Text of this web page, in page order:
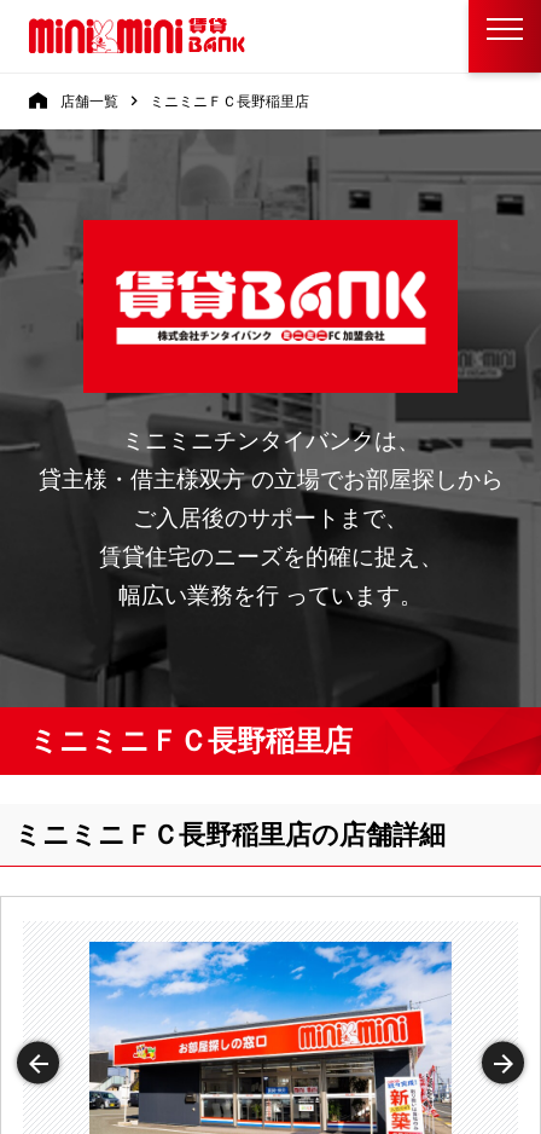
店舗一覧 ミニミニＦＣ長野稲里店
ミニミニチンタイバンクは、
貸主様・借主様双方 の立場でお部屋探しから
ご入居後のサポートまで、
賃貸住宅のニーズを的確に捉え、
幅広い業務を行 っています。
ミニミニＦＣ長野稲里店
ミニミニＦＣ長野稲里店の店舗詳細